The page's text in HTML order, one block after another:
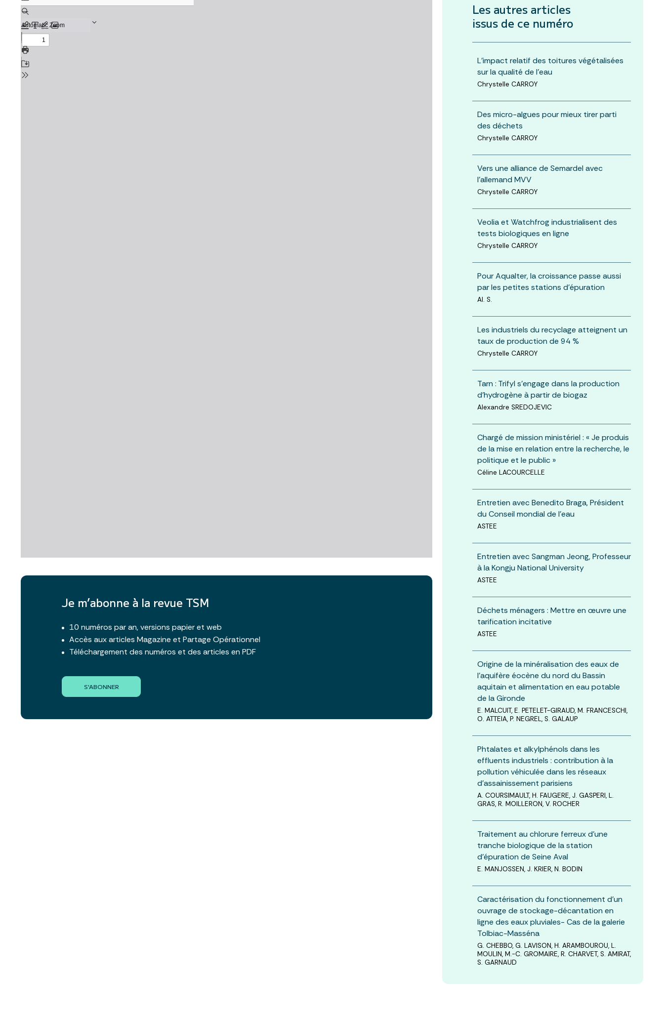
Je m’abonne à la revue TSM
10 numéros par an, versions papier et web
Accès aux articles Magazine et Partage Opérationnel
Téléchargement des numéros et des articles en PDF
S'ABONNER
Les autres articles
issus de ce numéro
L’impact relatif des toitures végétalisées
sur la qualité de l’eau
Chrystelle CARROY
Des micro-algues pour mieux tirer parti
des déchets
Chrystelle CARROY
Vers une alliance de Semardel avec
l’allemand MVV
Chrystelle CARROY
Veolia et Watchfrog industrialisent des
tests biologiques en ligne
Chrystelle CARROY
Pour Aqualter, la croissance passe aussi
par les petites stations d'épuration
Al. S.
Les industriels du recyclage atteignent un
taux de production de 94 %
Chrystelle CARROY
Tarn : Trifyl s'engage dans la production
d'hydrogène à partir de biogaz
Alexandre SREDOJEVIC
Chargé de mission ministériel : « Je produis
de la mise en relation entre la recherche, le
politique et le public »
Céline LACOURCELLE
Entretien avec Benedito Braga, Président
du Conseil mondial de l’eau
ASTEE
Entretien avec Sangman Jeong, Professeur
à la Kongju National University
ASTEE
Déchets ménagers : Mettre en œuvre une
tarification incitative
ASTEE
Origine de la minéralisation des eaux de
l’aquifère éocène du nord du Bassin
aquitain et alimentation en eau potable
de la Gironde
E. MALCUIT, E. PETELET-GIRAUD, M. FRANCESCHI,
O. ATTEIA, P. NEGREL, S. GALAUP
Phtalates et alkylphénols dans les
effluents industriels : contribution à la
pollution véhiculée dans les réseaux
d’assainissement parisiens
A. COURSIMAULT, H. FAUGERE, J. GASPERI, L.
GRAS, R. MOILLERON, V. ROCHER
Traitement au chlorure ferreux d’une
tranche biologique de la station
d’épuration de Seine Aval
E. MANJOSSEN, J. KRIER, N. BODIN
Caractérisation du fonctionnement d’un
ouvrage de stockage-décantation en
ligne des eaux pluviales- Cas de la galerie
Tolbiac-Masséna
G. CHEBBO, G. LAVISON, H. ARAMBOUROU, L.
MOULIN, M.-C. GROMAIRE, R. CHARVET, S. AMIRAT,
S. GARNAUD